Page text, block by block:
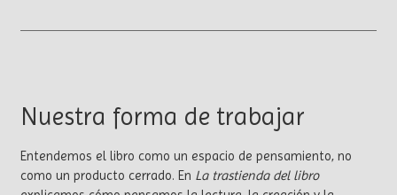
Nuestra forma de trabajar
Entendemos el libro como un espacio de pensamiento, no
como un producto cerrado. En La trastienda del libro